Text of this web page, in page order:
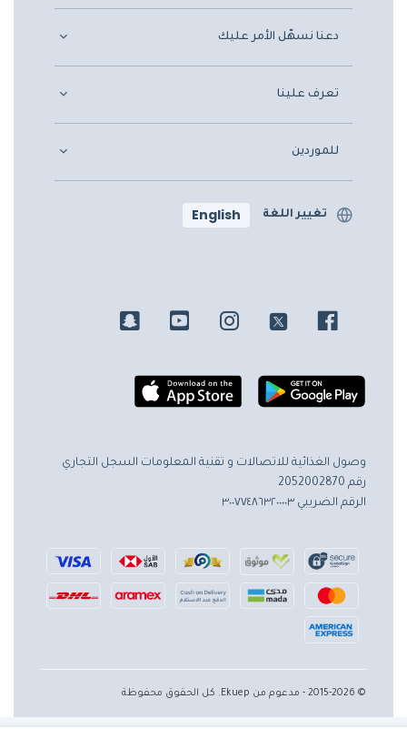
دعنا نسهّل الأمر عليك
تعرف علينا
للموردين
تغيير اللغة English
وصول الغذائية للاتصالات و تقنية المعلومات السجل التجاري
رقم 2052002870
الرقم الضريبي ٣٠٠٧٧٤٨٦٣٢٠٠٠٠٣
© 2015-2026 - مدعوم من Ekuep. كل الحقوق محفوظة